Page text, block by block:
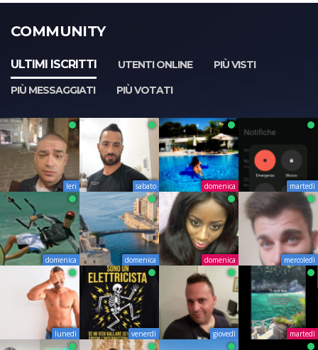
COMMUNITY
ULTIMI ISCRITTI UTENTI ONLINE
PIÙ VISTI
PIÙ MESSAGGIATI
PIÙ VOTATI
Ieri sabato domenica martedì
domenica domenica domenica mercoledì
lunedì venerdì giovedì martedì